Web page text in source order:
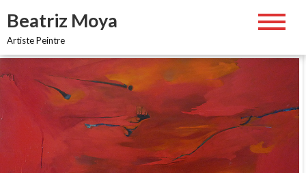
content
Beatriz Moya
Artiste Peintre